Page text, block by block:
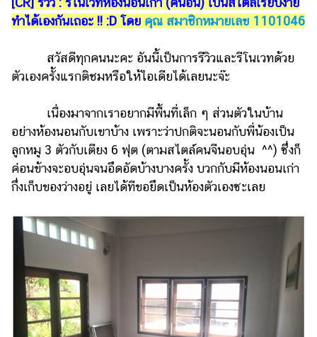
อาหาร
ง่ายๆ
ช้อป
ปิ้ง
รถยนต์
บ้าน
และ
การ
ตกแต่ง
มือ
ถือ
ราคา
ทอง
ราคา
น้ำมัน
ทำได้เองกันเถอะ !! :D โดย คุณ สมาชิกหมายเลข 1101046
สวัสดีทุกคนนะคะ อันนี้เป็นการรีวิวและรีโนเวทด้วย
ตัวเองครั้งแรกติชมหรือให้ไอเดียได้เลยนะจ๊ะ
เนื่องมาจากเราอยากมีพื้นที่เล็ก ๆ ส่วนตัวในบ้าน
อย่างห้องนอนกับเขาบ้าง เพราะว่าปกติจะนอนกับพี่น้องเป็น
ลูกหมู 3 ตัวกับเตียง 6 ฟุต (ตามสไตล์คนจีนอบอุ่น ^^) ซึ่งก็
ค่อนข้างจะอบอุ่นจนอึดอัดบ้างบางครั้ง บวกกับมีห้องนอนเก่า
กึ่งเก็บของว่างอยู่ เลยได้ทีขอยึดเป็นห้องตัวเองซะเลย